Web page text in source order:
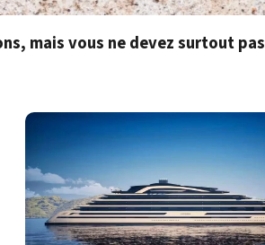
mais vous ne devez surtout pas